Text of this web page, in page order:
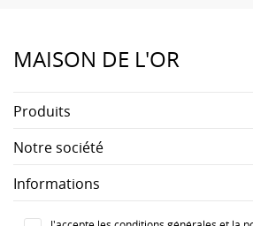
MAISON DE L'OR
Produits
Notre société
Informations